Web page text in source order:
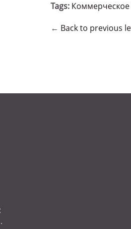
Tags:
← Back to previous